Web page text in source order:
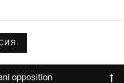
opposition